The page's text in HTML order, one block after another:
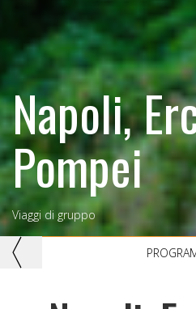
Napoli,
Pompei
Viaggi di gruppo